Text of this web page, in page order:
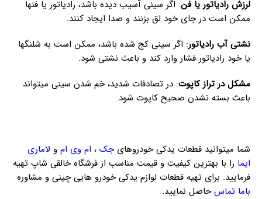
لرزش رادیاتور یا فن: اگر سینی آسیب دیده باشد، رادیاتور یا فنها
ممکن است در جای خود لق بزنند و صدا ایجاد کنند.
نشتی آب رادیاتور: اگر سینی کج شده باشد، ممکن است به شلنگها
یا خود رادیاتور فشار وارد کند و باعث نشتی شود.
مشکل در تراز کاپوت: در تصادفات شدید، خم شدن سینی میتواند
باعث بسته نشدن صحیح کاپوت شود.
شما میتوانید قطعات یدکی خودروهایجک ، ام وی ام و لاماری
ایما را با بهترین کیفیت و قیمت مناسب از فرشگاه خالقی شاپ تهیه
فرمایید. برای تهیه قطعات لوازم یدکی خودرو هایی چینی و مشاوره
باما تماس حاصل نمایید.